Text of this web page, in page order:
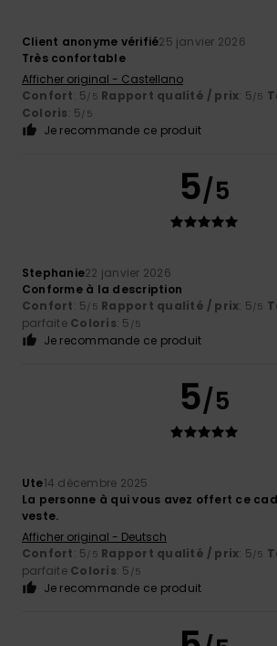
Client anonyme vérifié25 janvier 2026
Très confortable
Afficher original - Castellano
Confort: 5/5 Rapport qualité / prix: 5/5
Coloris: 5/5
Je recommande ce produit
5/5
Stephanie22 janvier 2026
Conforme à la description
Confort: 5/5 Rapport qualité / prix: 5/5
parfaite Coloris: 5 /5
Je recommande ce produit
5/5
Ute14 décembre 2025
La personne à qui vous avez offert ce
veste.
Afficher original - Deutsch
Confort: 5/5 Rapport qualité / prix: 5/5
parfaite Coloris: 5 /5
Je recommande ce produit